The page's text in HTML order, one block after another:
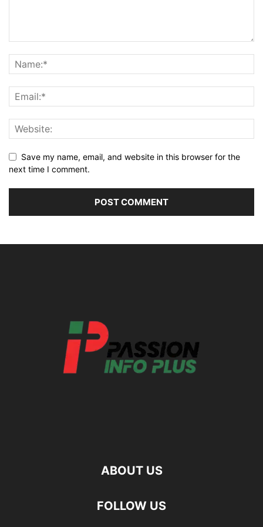
Save my name, email, and website in this browser for the
next time I comment.
ABOUT US
FOLLOW US